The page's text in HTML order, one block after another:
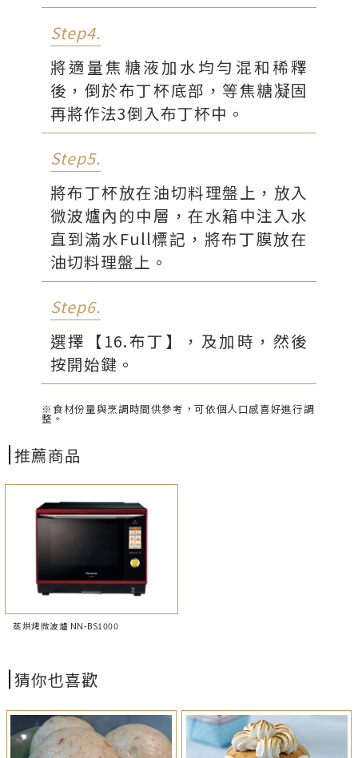
Step4.
將適量焦糖液加水均勻混和稀釋
後，倒於布丁杯底部，等焦糖凝固
再將作法3倒入布丁杯中。
Step5.
將布丁杯放在油切料理盤上，放入
微波爐內的中層，在水箱中注入水
直到滿水Full標記，將布丁膜放在
油切料理盤上。
Step6.
選擇【16.布丁】，及加時，然後
按開始鍵。
※食材份量與烹調時間供參考，可依個人口感喜好進行調
整。
推薦商品
蒸烘烤微波爐 NN-BS1000
猜你也喜歡